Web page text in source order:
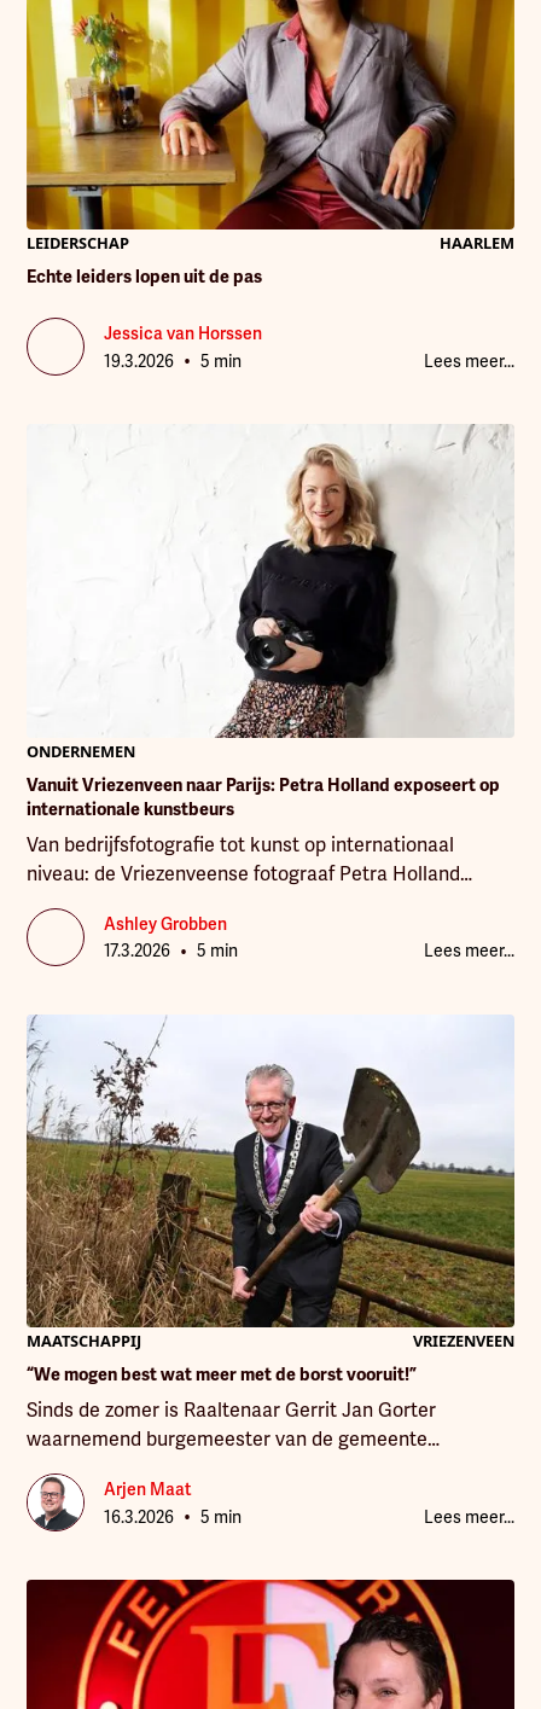
LEIDERSCHAP
HAARLEM
Echte leiders lopen uit de pas
Jessica van Horssen
19.3.2026 • 5 min Lees meer...
ONDERNEMEN
Vanuit Vriezenveen naar Parijs: Petra Holland exposeert op
internationale kunstbeurs
Van bedrijfsfotografie tot kunst op internationaal
niveau: de Vriezenveense fotograaf Petra Holland
maakt deze maand een droom waar. Twintig van haar
kunstfoto’s zijn geselecteerd voor de kunstbeurs
Maison & Objet in Parijs, waar haar werk wordt
voor woorden dat mijn beelden daar straks hangen.”
Ashley Grobben
17.3.2026 • 5 min Lees meer...
MAATSCHAPPIJ
VRIEZENVEEN
“We mogen best wat meer met de borst vooruit!”
Sinds de zomer is Raaltenaar Gerrit Jan Gorter
waarnemend burgemeester van de gemeente
Twenterand. In korte tijd leerde hij de gemeente
kennen als een plek met krachtige ondernemers,
nuchtere inwoners en een opvallend hechte
moeite in het dialect en ziet een gebied dat barst van
de kansen. Twenterand mag volgens hem best vaker
laten zien hoe bijzonder het hier is. “Er gebeurt hier
zóveel moois!”
Arjen Maat
16.3.2026 • 5 min Lees meer...